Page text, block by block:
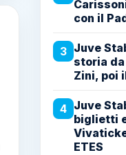
con il
3 Juve
storia
Zini, poi
4 Juve
biglietti
ETES